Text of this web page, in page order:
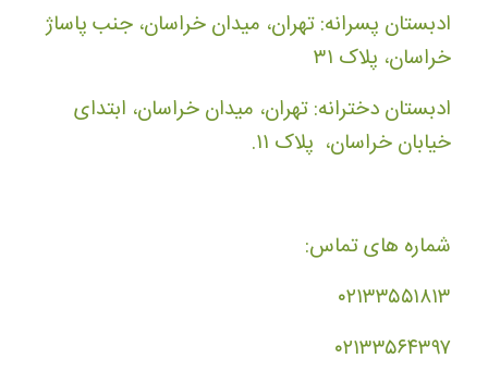
ادبستان پسرانه: تهران، میدان خراسان، جنب پاساژ
خراسان، پلاک ۳۱
ادبستان دخترانه: تهران، میدان خراسان، ابتدای
خیابان خراسان، پلاک ۱۱.
شماره های تماس:
۰۲۱۳۳۵۵۱۸۱۳
۰۲۱۳۳۵۶۴۳۹۷